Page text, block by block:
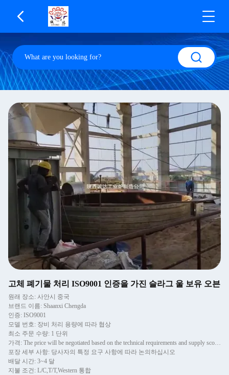
고체 폐기물 처리 ISO9001 인증을 가진 슬라그 울 보유 오븐
원래 장소: 사안시 중국
브랜드 이름: Shaanxi Chengda
인증: ISO9001
모델 번호: 장비 처리 용량에 따라 협상
최소 주문 수량: 1 단위
가격: The price will be negotiated based on the technical requirements and supply scope of Party A
포장 세부 사항: 당사자의 특정 요구 사항에 따라 논의하십시오
배달 시간: 3~4 달
지불 조건: L/C,T/T,Western 통합